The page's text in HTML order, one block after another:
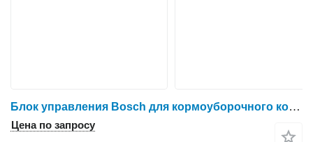
Блок управления Bosch для кормоуборочного комбайна New Holland FX38
Цена по запросу